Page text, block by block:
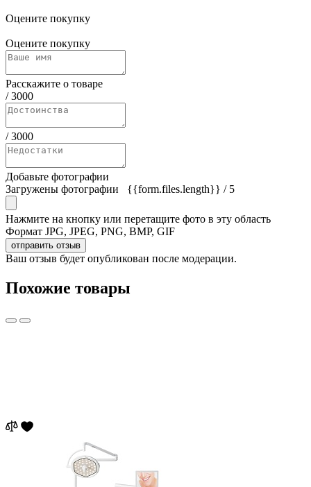
Оцените покупку
Оцените покупку
Расскажите о товаре
/3000
/3000
Добавьте фотографии
Загружены фотографии
{{form.files.length}} / 5
Нажмите на кнопку или перетащите фото в эту область
Формат JPG, JPEG, PNG, BMP, GIF
отправить отзыв
Ваш отзыв будет опубликован после модерации.
Похожие товары